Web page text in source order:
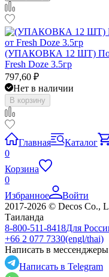
(УПАКОВКА 12 ШТ)
Fresh Doze 3.5гр
797,60 ₽
Нет в наличии
В корзину
Главная
Каталог
0
Корзина
0
Избранное
Войти
2017-2026 © Decos Co.,
Таиланда
8-800-511-8418Для
+66 2 077 7330(engl/thai)
Написать в
Написать в Telegram